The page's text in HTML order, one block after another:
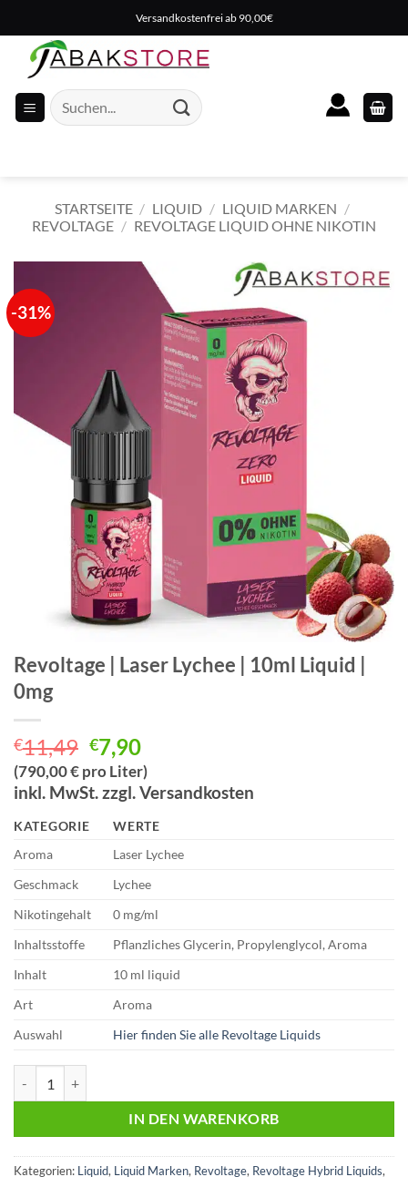
Inhalt
springen
Versandkostenfrei ab 90,00€
Suche
nach:
STARTSEITE / LIQUID / LIQUID MARKEN /
REVOLTAGE / REVOLTAGE LIQUID OHNE NIKOTIN
-31%
Revoltage | Laser Lychee | 10ml Liquid |
0mg
€11,49 Ursprünglicher
Preis
war:
€7,90Aktueller
Preis
ist:
(790,00 € pro Liter)
inkl. MwSt. zzgl. Versandkosten
KATEGORIE
WERTE
Aroma
Laser Lychee
Geschmack
Lychee
Nikotingehalt
0 mg/ml
Inhaltsstoffe
Pflanzliches Glycerin, Propylenglycol, Aroma
Inhalt
10 ml liquid
Art
Aroma
Auswahl
Hier finden Sie alle Revoltage Liquids
IN DEN WARENKORB
Kategorien: Liquid, Liquid Marken, Revoltage, Revoltage Hybrid Liquids,